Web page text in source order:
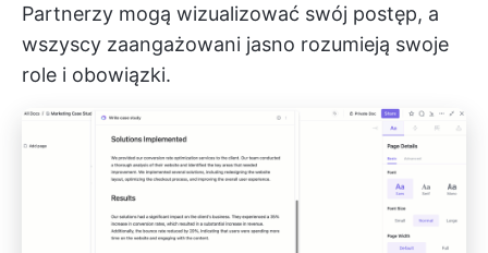
Partnerzy mogą wizualizować swój postęp, a
wszyscy zaangażowani jasno rozumieją swoje
role i obowiązki.